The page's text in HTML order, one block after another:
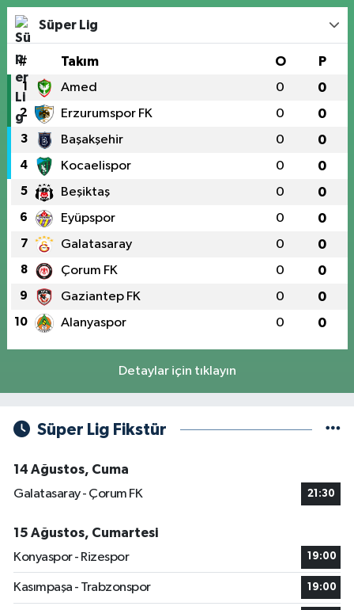
Süper Lig
# Takım O P
1 Amed 0 0
2 Erzurumspor FK 0 0
3 Başakşehir 0 0
4 Kocaelispor 0 0
5 Beşiktaş 0 0
6 Eyüpspor 0 0
7 Galatasaray 0 0
8 Çorum FK 0 0
9 Gaziantep FK 0 0
10 Alanyaspor 0 0
Detaylar için tıklayın
Süper Lig Fikstür
14 Ağustos, Cuma
Galatasaray - Çorum FK
21:30
15 Ağustos, Cumartesi
Konyaspor - Rizespor
19:00
Kasımpaşa - Trabzonspor 19:00